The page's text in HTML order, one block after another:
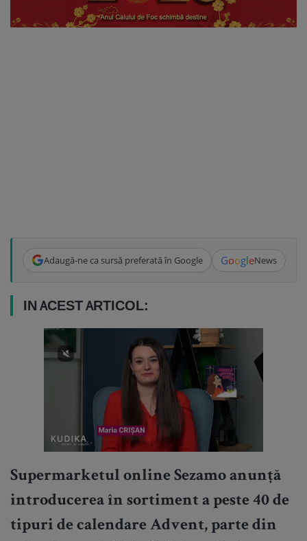
Adaugă-ne ca sursă preferată în Google GoogleNews
IN ACEST ARTICOL:
Supermarketul online Sezamo anunță
introducerea în sortiment a peste 40 de
tipuri de calendare Advent, parte din